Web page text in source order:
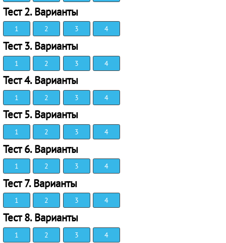
Тест 2. Варианты
1 2 3 4
Тест 3. Варианты
1 2 3 4
Тест 4. Варианты
1 2 3 4
Тест 5. Варианты
1 2 3 4
Тест 6. Варианты
1 2 3 4
Тест 7. Варианты
1 2 3 4
Тест 8. Варианты
1 2 3 4